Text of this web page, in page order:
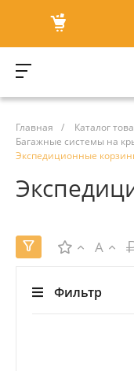
Главная / Каталог
Багажные системы на
Экспедиционные
A
Фильтр